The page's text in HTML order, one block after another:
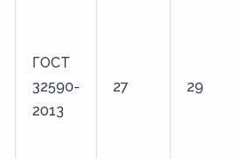
ГОСТ
32590-
2013
27 29